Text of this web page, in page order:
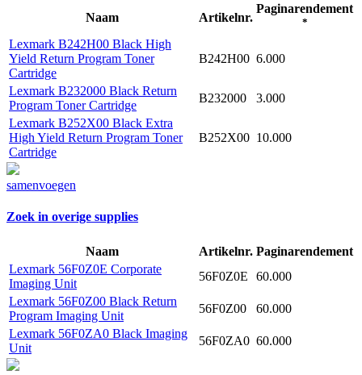
Naam Artikelnr.
Paginarendement
*
Lexmark B242H00 Black High
Yield Return Program Toner
Cartridge
B242H00 6.000
Lexmark B232000 Black Return
Program Toner Cartridge
B232000
3.000
Lexmark B252X00 Black Extra
High Yield Return Program Toner
Cartridge
B252X00 10.000
samenvoegen
Zoek in overige supplies
Naam Artikelnr. Paginarendement
Lexmark 56F0Z0E Corporate
Imaging Unit
56F0Z0E
60.000
Lexmark 56F0Z00 Black Return
Program Imaging Unit
56F0Z00
60.000
Lexmark 56F0ZA0 Black Imaging
Unit
56F0ZA0 60.000